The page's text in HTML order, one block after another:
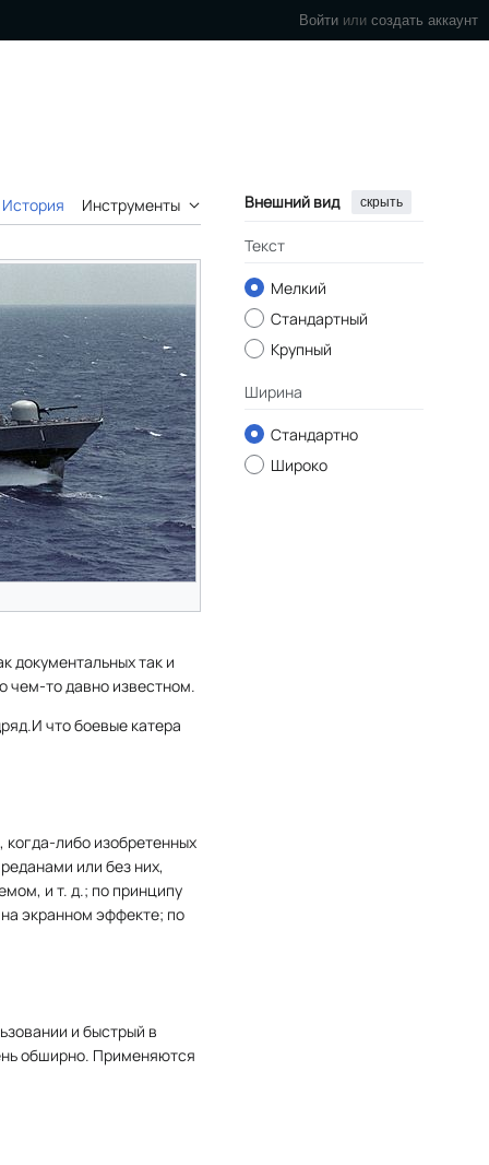
Войти или создать аккаунт
История Инструменты Внешний вид скрыть
Текст
Мелкий
Стандартный
Крупный
Ширина
Стандартно
Широко
документальных так и
чем-то давно известном.
что боевые катера
когда-либо изобретенных
или без них,
и т. д.; по принципу
экранном эффекте; по
и быстрый в
обширно. Применяются